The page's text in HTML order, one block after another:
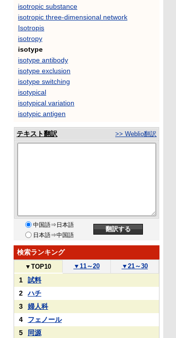
isotropic substance
isotropic three-dimensional network
Isotropis
isotropy
isotype
isotype antibody
isotype exclusion
isotype switching
isotypical
isotypical variation
isotypic antigen
テキスト翻訳 >> Weblio翻訳
中国語⇒日本語
日本語⇒中国語
検索ランキング
▼ TOP10 ▼ 11～20 ▼ 21～30
1
試料
2
ハチ
3
婦人科
4
フェノール
5
同源